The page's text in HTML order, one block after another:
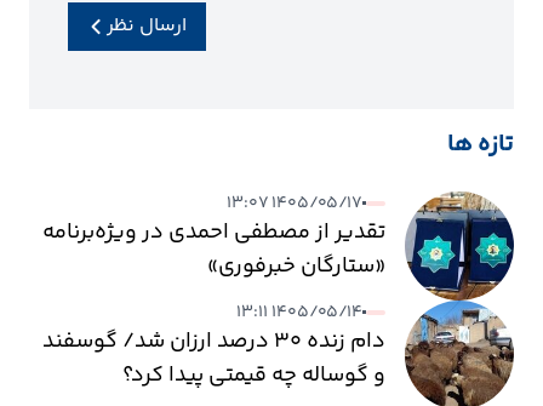
ارسال نظر
تازه ها
۱۴۰۵/۰۵/۱۷ ۱۳:۰۷
تقدیر از مصطفی احمدی در ویژه‌برنامه
«ستارگان خبرفوری»
۱۴۰۵/۰۵/۱۴ ۱۳:۱۱
دام زنده ۳۰ درصد ارزان شد/ گوسفند
و گوساله چه قیمتی پیدا کرد؟